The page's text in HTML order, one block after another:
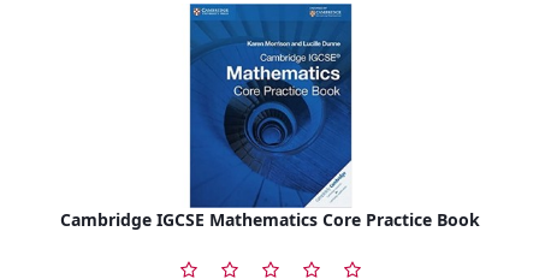
Cambridge IGCSE Mathematics Core Practice Book